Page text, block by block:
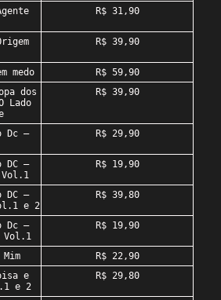
R$ 31,90
R$ 39,90
medo
R$ 59,90
dos
Lado
R$ 39,90
Dc –
R$ 29,90
DC –
R$ 19,90
DC –
e 2
R$ 39,80
Dc –
Vol.1
R$ 19,90
R$ 22,90
e
e 2
R$ 29,80